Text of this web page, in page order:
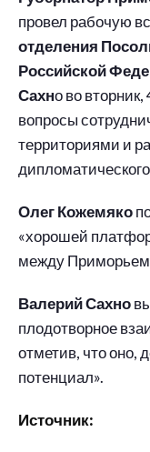
провел рабочую
отделения
Российской
Сахно во
вопросы
территориями и
Олег Кожемяко
«хорошей
между
Валерий Сахно
плодотворное
отметив, что оно,
потенциал».
Источник: